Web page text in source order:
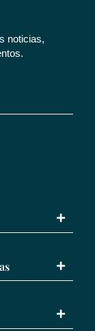
noticias,